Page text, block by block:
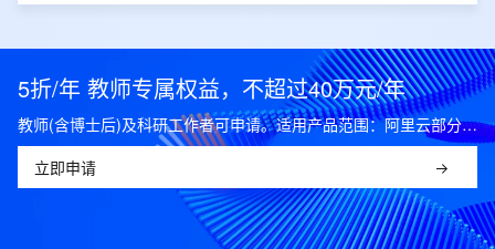
5折/年 教师专属权益，不超过40万元/年
教师(含博士后)及科研工作者可申请。适用产品范围：阿里云部分公共云产品，可开科研发票。
立即申请